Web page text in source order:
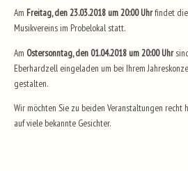
Am Freitag, den 23.03.2018 um 20:00 Uhrfindet die
Musikvereins im Probelokal statt.
Am Ostersonntag, den 01.04.2018 um 20:00 Uhr
Eberhardzell eingeladen um bei Ihrem
gestalten.
Wir möchten Sie zu beiden Veranstaltungen recht
auf viele bekannte Gesichter.